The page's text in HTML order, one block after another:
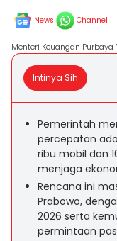
News Channel
Menteri Keuangan
Intinya Sih
Pemerintah
percepatan
ribu mobil dan
menjaga
Rencana ini
Prabowo,
2026 serta
permintaan